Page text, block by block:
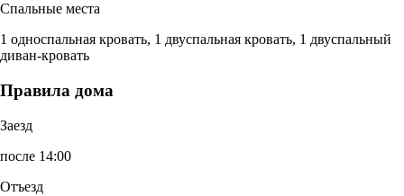
Спальные места
1 односпальная кровать, 1 двуспальная кровать, 1 двуспальный
диван-кровать
Правила дома
Заезд
после 14:00
Отъезд